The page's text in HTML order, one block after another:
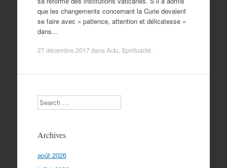
que les changements concernant la Curie devaient
se faire avec « patience, attention et délicatesse »
dans…
27 décembre 2017 dansActu Spiritualité
Search
Archives
août 2026